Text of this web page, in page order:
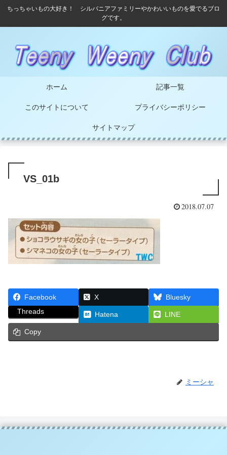
ちっちゃいもの大好き！ シルバニアファミリーやかわいいものを愛でるブロ
グです。
ホーム 記事一覧
このサイトについて プライバシーポリシー
サイトマップ
VS_01b
2018.07.07
Facebook X
Bluesky
Threads
Hatena LINE
Copy
ミーシャ